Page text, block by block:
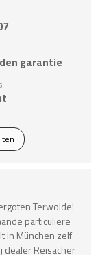
garantie
Terwolde!
particuliere
in München zelf
dealer Reisacher